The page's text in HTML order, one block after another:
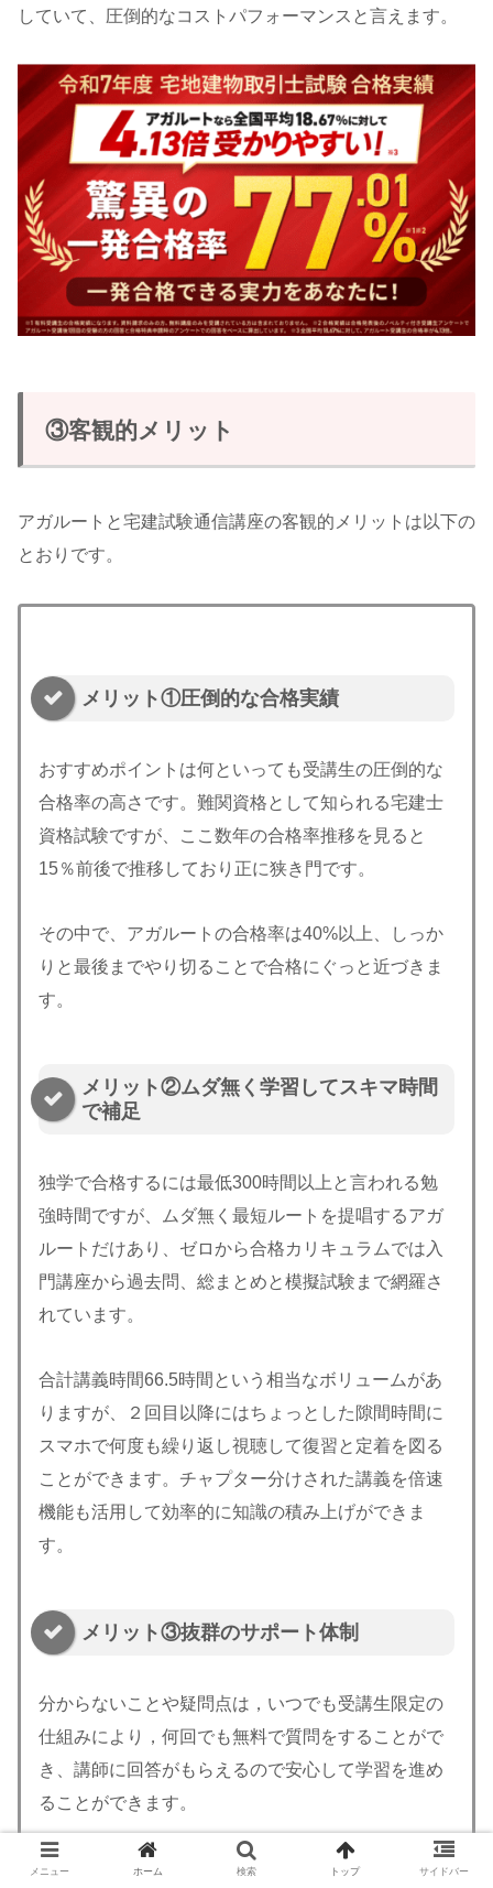
していて、圧倒的なコストパフォーマンスと言えます。
③客観的メリット
アガルートと宅建試験通信講座の客観的メリットは以下の
とおりです。
メリット①圧倒的な合格実績
おすすめポイントは何といっても受講生の圧倒的な
合格率の高さです。難関資格として知られる宅建士
資格試験ですが、ここ数年の合格率推移を見ると
15％前後で推移しており正に狭き門です。
その中で、アガルートの合格率は40%以上、しっか
りと最後までやり切ることで合格にぐっと近づきま
す。
メリット②ムダ無く学習してスキマ時間
で補足
独学で合格するには最低300時間以上と言われる勉
強時間ですが、ムダ無く最短ルートを提唱するアガ
ルートだけあり、ゼロから合格カリキュラムでは入
門講座から過去問、総まとめと模擬試験まで網羅さ
れています。
合計講義時間66.5時間という相当なボリュームがあ
りますが、２回目以降にはちょっとした隙間時間に
スマホで何度も繰り返し視聴して復習と定着を図る
ことができます。チャプター分けされた講義を倍速
機能も活用して効率的に知識の積み上げができま
す。
メリット③抜群のサポート体制
分からないことや疑問点は，いつでも受講生限定の
仕組みにより，何回でも無料で質問をすることがで
き、講師に回答がもらえるので安心して学習を進め
ることができます。
オンライン講座では質問ができない講座も多いです
メニュー ホーム 検索 トップ サイドバー